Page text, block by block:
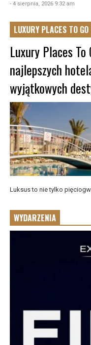
- 4 sierpnia, 2026 9:32 am
LUXURY PLACES TO GO
Luxury Places
najlepszych
wyjątkowych
Luksus to nie tylko
WYDARZENIA